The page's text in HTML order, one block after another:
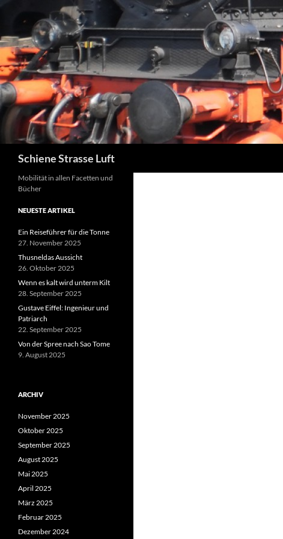
Zum
Inhalt
springen
Schiene Strasse Luft
Mobilität in allen Facetten und
Bücher
NEUESTE ARTIKEL
Ein Reiseführer für die Tonne
27. November 2025
Thusneldas Aussicht
26. Oktober 2025
Wenn es kalt wird unterm Kilt
28. September 2025
Gustave Eiffel: Ingenieur und
Patriarch
22. September 2025
Von der Spree nach Sao Tome
9. August 2025
ARCHIV
November 2025
Oktober 2025
September 2025
August 2025
Mai 2025
April 2025
März 2025
Februar 2025
Dezember 2024